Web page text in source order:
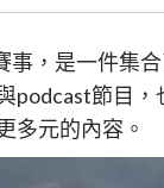
事，是一件集
podcast節目
多元的內容。